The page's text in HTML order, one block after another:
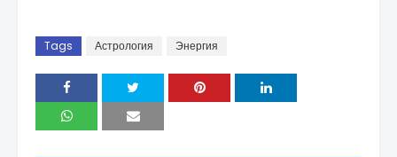
Tags Астрология Энергия